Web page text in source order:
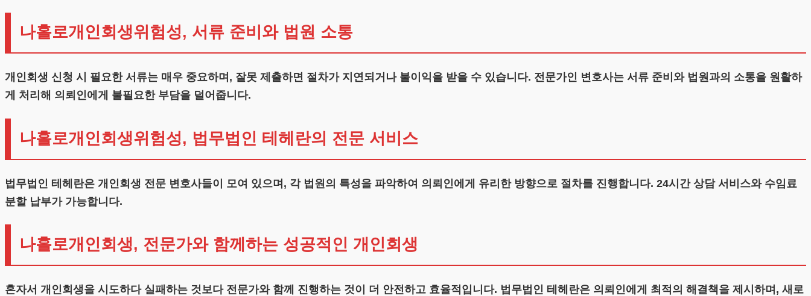
나홀로개인회생위험성, 서류 준비와 법원 소통
개인회생 신청 시 필요한 서류는 매우 중요하며, 잘못 제출하면 절차가 지연되거나 불이익을 받을 수 있습니다. 전문가인 변호사는 서류 준비와 법원과의 소통을 원활하
게 처리해 의뢰인에게 불필요한 부담을 덜어줍니다.
나홀로개인회생위험성, 법무법인 테헤란의 전문 서비스
법무법인 테헤란은 개인회생 전문 변호사들이 모여 있으며, 각 법원의 특성을 파악하여 의뢰인에게 유리한 방향으로 절차를 진행합니다. 24시간 상담 서비스와 수임료
분할 납부가 가능합니다.
나홀로개인회생, 전문가와 함께하는 성공적인 개인회생
혼자서 개인회생을 시도하다 실패하는 것보다 전문가와 함께 진행하는 것이 더 안전하고 효율적입니다. 법무법인 테헤란은 의뢰인에게 최적의 해결책을 제시하며, 새로